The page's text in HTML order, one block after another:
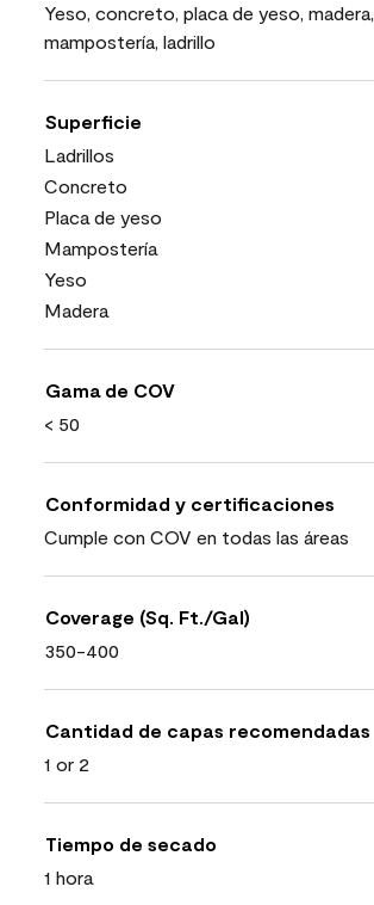
Yeso, concreto, placa de yeso, madera,
mampostería, ladrillo
Superficie
Ladrillos
Concreto
Placa de yeso
Mampostería
Yeso
Madera
Gama de COV
< 50
Conformidad y certificaciones
Cumple con COV en todas las áreas
Coverage (Sq. Ft./Gal)
350-400
Cantidad de capas recomendadas
1 or 2
Tiempo de secado
1 hora